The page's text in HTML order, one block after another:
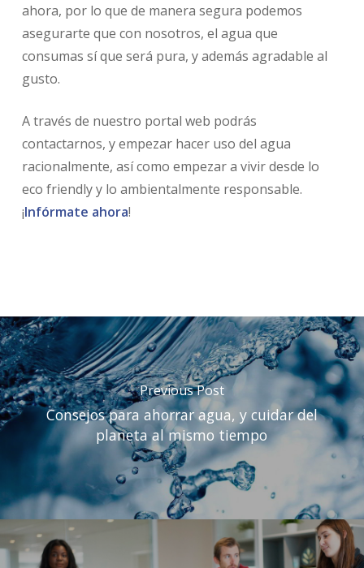
ahora, por lo que de manera segura podemos
asegurarte que con nosotros, el agua que
consumas sí que será pura, y además agradable al
gusto.
A través de nuestro portal web podrás
contactarnos, y empezar hacer uso del agua
racionalmente, así como empezar a vivir desde lo
eco friendly y lo ambientalmente responsable.
¡Infórmate ahora!
Previous Post
Consejos para ahorrar agua, y cuidar del
planeta al mismo tiempo